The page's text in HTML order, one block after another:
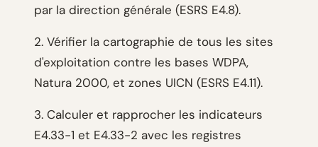
par la direction générale (ESRS E4.8).
2. Vérifier la cartographie de tous les sites
d'exploitation contre les bases WDPA,
Natura 2000, et zones UICN (ESRS E4.11).
3. Calculer et rapprocher les indicateurs
E4.33-1 et E4.33-2 avec les registres